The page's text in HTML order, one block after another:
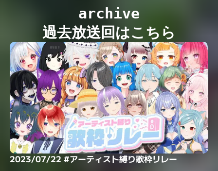
archive
過去放送回はこちら
2023/07/22 #アーティスト縛り歌枠リレー